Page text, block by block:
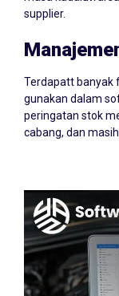
supplier.
Terdapatt banyak
gunakan dalam
peringatan stok
cabang, dan